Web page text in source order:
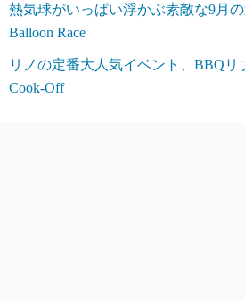
熱気球がいっぱい浮かぶ素敵な9月の
Balloon Race
リノの定番大人気イベント、BBQリ
Cook-Off